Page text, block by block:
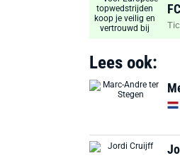
Lees ook: